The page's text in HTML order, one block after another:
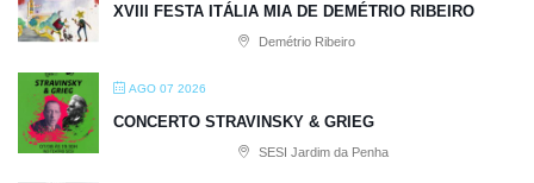
XVIII FESTA ITÁLIA MIA DE DEMÉTRIO RIBEIRO
Demétrio Ribeiro
AGO 07 2026
CONCERTO STRAVINSKY & GRIEG
SESI Jardim da Penha